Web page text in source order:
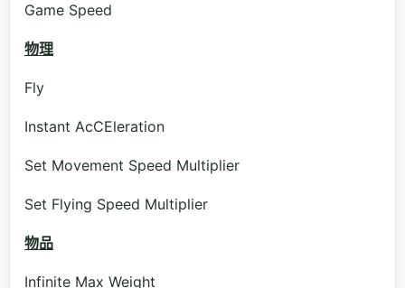
Game Speed
物理
Fly
Instant AcCEleration
Set Movement Speed Multiplier
Set Flying Speed Multiplier
物品
Infinite Max Weight